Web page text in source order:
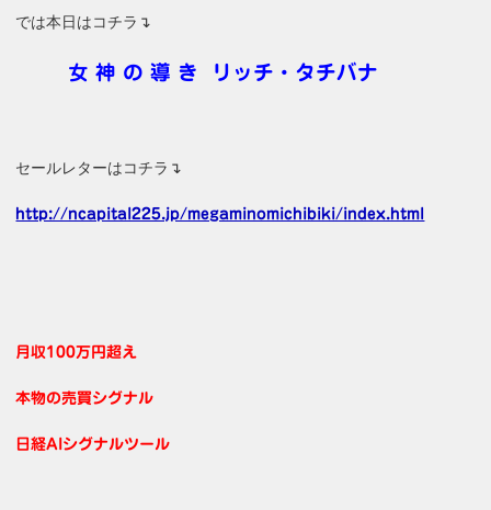
では本日はコチラ↴
女 神 の 導 き リッチ・タチバナ
セールレターはコチラ↴
http://ncapital225.jp/megaminomichibiki/index.html
月収100万円超え
本物の売買シグナル
日経AIシグナルツール